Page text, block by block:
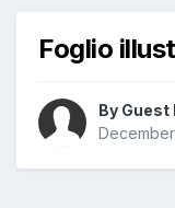
Foglio
By Guest